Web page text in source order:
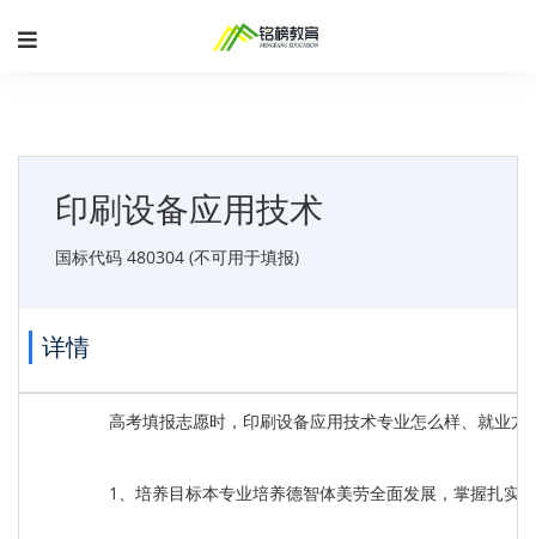
印刷设备应用技术
国标代码 480304 (不可用于填报)
详情
高考填报志愿时，印刷设备应用技术专业怎么样、就业
1、培养目标本专业培养德智体美劳全面发展，掌握扎实